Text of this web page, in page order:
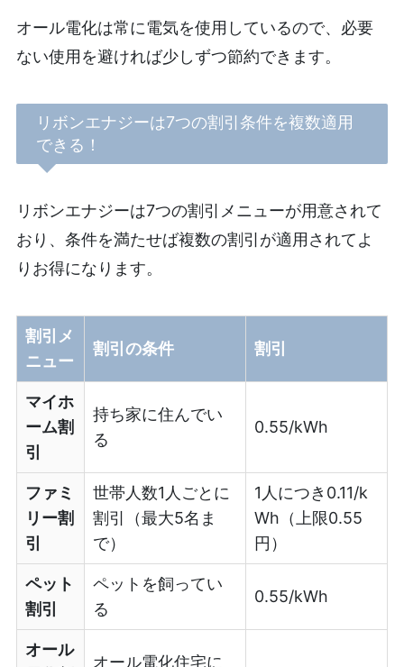
オール電化は常に電気を使用しているので、必要
ない使用を避ければ少しずつ節約できます。
リボンエナジーは7つの割引条件を複数適用
できる！
リボンエナジーは7つの割引メニューが用意されて
おり、条件を満たせば複数の割引が適用されてよ
りお得になります。
割引メ
ニュー
割引の条件 割引
マイホ
ーム割
引
持ち家に住んでい
る
0.55/kWh
ファミ
リー割
引
世帯人数1人ごとに
割引（最大5名ま
で）
1人につき0.11/k
Wh（上限0.55
円）
ペット
割引
ペットを飼ってい
る
0.55/kWh
オール
オール電化住宅に